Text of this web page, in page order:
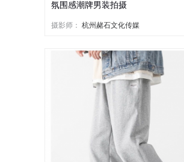
氛围感潮牌男装拍摄
摄影师： 杭州赭石文化传媒